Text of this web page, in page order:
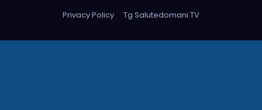
Privacy Policy
Tg Salutedomani TV